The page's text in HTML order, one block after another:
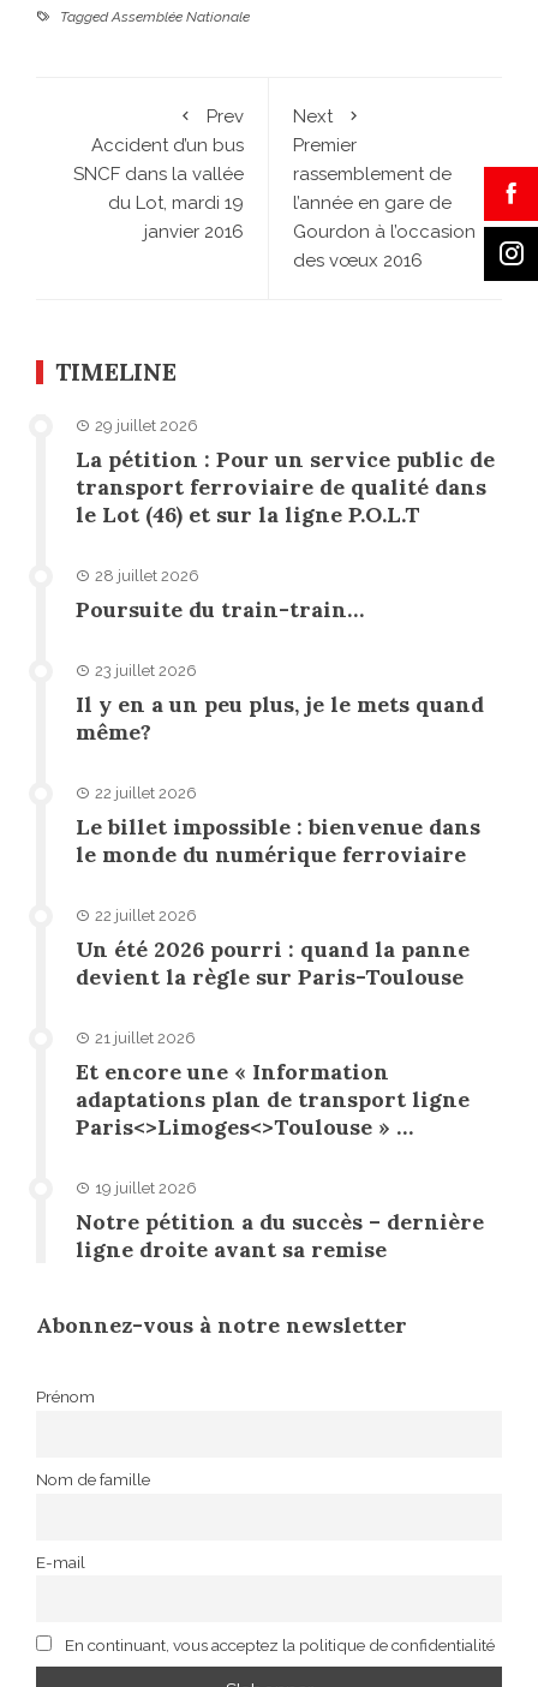
TaggedAssemblée Nationale
Prev
Accident d’un bus
SNCF dans la vallée
du Lot, mardi 19
janvier 2016
Next
Premier
rassemblement de
l’année en gare de
Gourdon à l’occasion
des vœux 2016
TIMELINE
29 juillet 2026
La pétition : Pour un service public de
transport ferroviaire de qualité dans
le Lot (46) et sur la ligne P.O.L.T
28 juillet 2026
Poursuite du train-train…
23 juillet 2026
Il y en a un peu plus, je le mets quand
même?
22 juillet 2026
Le billet impossible : bienvenue dans
le monde du numérique ferroviaire
22 juillet 2026
Un été 2026 pourri : quand la panne
devient la règle sur Paris-Toulouse
21 juillet 2026
Et encore une « Information
adaptations plan de transport ligne
Paris<>Limoges<>Toulouse » …
19 juillet 2026
Notre pétition a du succès – dernière
ligne droite avant sa remise
Abonnez-vous à notre newsletter
Prénom
Nom de famille
E-mail
En continuant, vous acceptez la politique de confidentialité